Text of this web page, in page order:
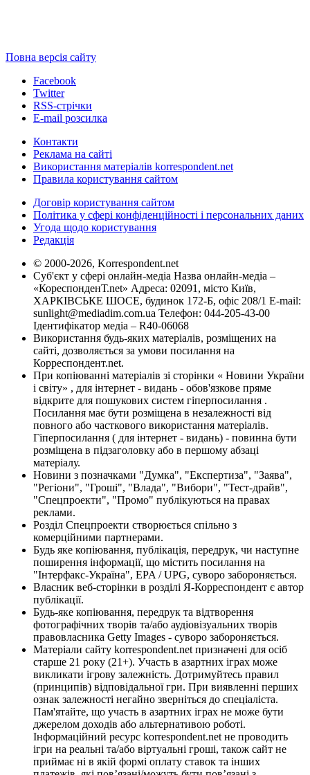
Повна версія сайту
Facebook
Twitter
RSS-стрічки
E-mail розсилка
Контакти
Реклама на сайті
Використання матеріалів korrespondent.net
Правила користування сайтом
Договір користування сайтом
Політика у сфері конфіденційності і персональних даних
Угода щодо користування
Редакція
© 2000-2026, Korrespondent.net
Суб'єкт у сфері онлайн-медіа Назва онлайн-медіа –
«КореспонденТ.net» Адреса: 02091, місто Київ,
ХАРКІВСЬКЕ ШОСЕ, будинок 172-Б, офіс 208/1 E-mail:
sunlight@mediadim.com.ua Телефон: 044-205-43-00
Ідентифікатор медіа – R40-06068
Використання будь-яких матеріалів, розміщених на
сайті, дозволяється за умови посилання на
Корреспондент.net.
При копіюванні матеріалів зі сторінки « Новини України
і світу» , для інтернет - видань - обов'язкове пряме
відкрите для пошукових систем гіперпосилання .
Посилання має бути розміщена в незалежності від
повного або часткового використання матеріалів.
Гіперпосилання ( для інтернет - видань) - повинна бути
розміщена в підзаголовку або в першому абзаці
матеріалу.
Новини з позначками "Думка", "Експертиза", "Заява",
"Регіони", "Гроші", "Влада", "Вибори", "Тест-драйв",
"Спецпроекти", "Промо" публікуються на правах
реклами.
Розділ Спецпроекти створюється спільно з
комерційними партнерами.
Будь яке копіювання, публікація, передрук, чи наступне
поширення інформації, що містить посилання на
"Інтерфакс-Україна", EPA / UPG, суворо забороняється.
Власник веб-сторінки в розділі Я-Корреспондент є автор
публікації.
Будь-яке копіювання, передрук та відтворення
фотографічних творів та/або аудіовізуальних творів
правовласника Getty Images - суворо забороняється.
Матеріали сайту korrespondent.net призначені для осіб
старше 21 року (21+). Участь в азартних іграх може
викликати ігрову залежність. Дотримуйтесь правил
(принципів) відповідальної гри. При виявленні перших
ознак залежності негайно зверніться до спеціаліста.
Пам'ятайте, що участь в азартних іграх не може бути
джерелом доходів або альтернативою роботі.
Інформаційний ресурс korrespondent.net не проводить
ігри на реальні та/або віртуальні гроші, також сайт не
приймає ні в якій формі оплату ставок та інших